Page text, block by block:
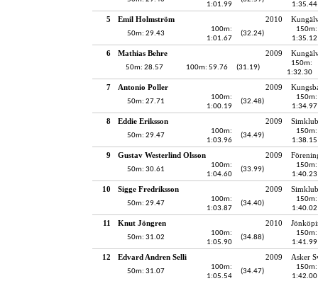
1:01.99
1:35.44
5 Emil Holmström 2010
50m: 29.43
100m:
1:01.67
(32.24)
150m:
1:35.12
6 Mathias Behre 2009
50m: 28.57 100m: 59.76 (31.19)
150m:
1:32.30
7 Antonio Poller 2009
50m: 27.71
100m:
1:00.19
(32.48)
150m:
1:34.97
8 Eddie Eriksson 2009
50m: 29.47
100m:
1:03.96
(34.49)
150m:
1:38.15
9 Gustav Westerlind Olsson 2009
50m: 30.61
100m:
1:04.60
(33.99)
150m:
1:40.23
10 Sigge Fredriksson 2009
50m: 29.47
100m:
1:03.87
(34.40)
150m:
1:40.02
11 Knut Jöngren 2010
50m: 31.02
100m:
1:05.90
(34.88)
150m:
1:41.99
12 Edvard Andren Selli 2009 Asker
50m: 31.07
100m:
1:05.54
(34.47)
150m:
1:42.00